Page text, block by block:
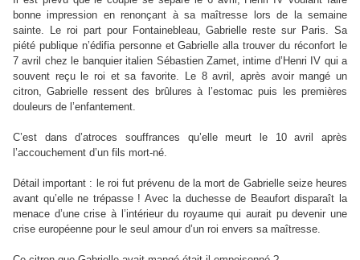
bonne impression en renonçant à sa maîtresse lors de la semaine
sainte. Le roi part pour Fontainebleau, Gabrielle reste sur Paris. Sa
piété publique n’édifia personne et Gabrielle alla trouver du réconfort le
7 avril chez le banquier italien Sébastien Zamet, intime d’Henri IV qui a
souvent reçu le roi et sa favorite. Le 8 avril, après avoir mangé un
citron, Gabrielle ressent des brûlures à l’estomac puis les premières
douleurs de l’enfantement.
C’est dans d’atroces souffrances qu’elle meurt le 10 avril après
l’accouchement d’un fils mort-né.
Détail important : le roi fut prévenu de la mort de Gabrielle seize heures
avant qu’elle ne trépasse ! Avec la duchesse de Beaufort disparaît la
menace d’une crise à l’intérieur du royaume qui aurait pu devenir une
crise européenne pour le seul amour d’un roi envers sa maîtresse.